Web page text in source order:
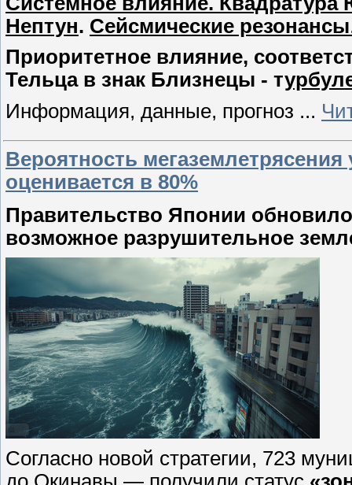
Нептун. Сейсмические резонансы
Приоритетное влияние,
Тельца в знак Близнецы - т
Информация, данные, прогноз ...
Вероятность
оценивается в 80%
Правительство Японии
возможное разрушительное
Согласно новой стратегии, 723